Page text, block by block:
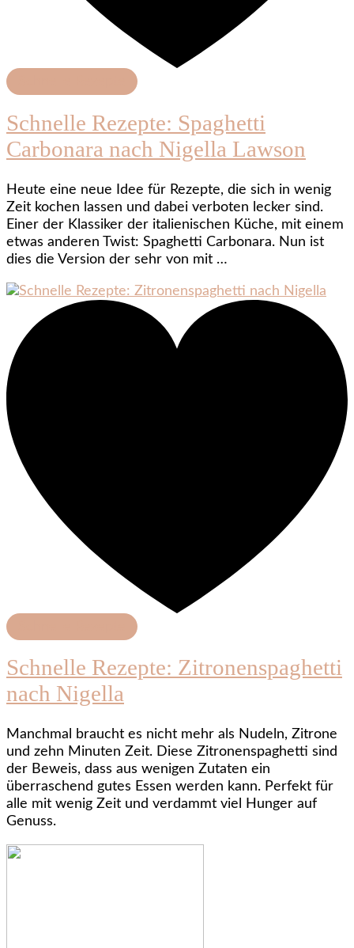
Schnelle Rezepte: Spaghetti
Carbonara nach Nigella Lawson
Heute eine neue Idee für Rezepte, die sich in wenig
Zeit kochen lassen und dabei verboten lecker sind.
Einer der Klassiker der italienischen Küche, mit einem
etwas anderen Twist: Spaghetti Carbonara. Nun ist
dies die Version der sehr von mit …
Schnelle Rezepte: Zitronenspaghetti
nach Nigella
Manchmal braucht es nicht mehr als Nudeln, Zitrone
und zehn Minuten Zeit. Diese Zitronenspaghetti sind
der Beweis, dass aus wenigen Zutaten ein
überraschend gutes Essen werden kann. Perfekt für
alle mit wenig Zeit und verdammt viel Hunger auf
Genuss.